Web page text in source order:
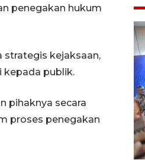
penegakan hukum
strategis kejaksaan,
kepada publik.
pihaknya secara
proses penegakan